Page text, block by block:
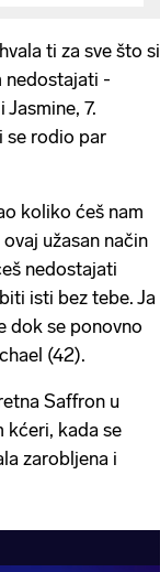
ti za sve što si
nedostajati -
7.
se rodio par
koliko ćeš nam
užasan način
nedostajati
isti bez tebe. Ja
dok se ponovno
(42).
Saffron u
kćeri, kada se
zarobljena i